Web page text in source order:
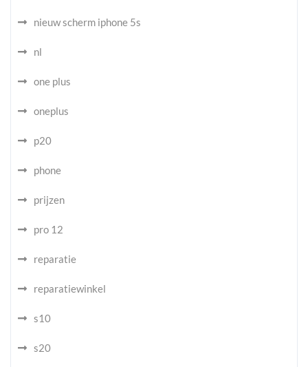
nieuw scherm iphone 5s
nl
one plus
oneplus
p20
phone
prijzen
pro 12
reparatie
reparatiewinkel
s10
s20